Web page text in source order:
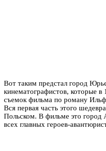
Вот таким предстал город
кинематографистов, которые в
съемок фильма по роману
Вся первая часть этого
Польском. В фильме это город
всех главных героев-